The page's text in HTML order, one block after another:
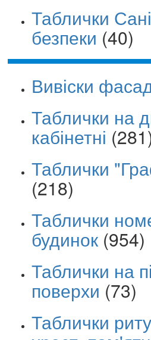
Таблички
безпеки (40)
Вивіски
Таблички на
кабінетні
Таблички
(218)
Таблички
будинок (954)
Таблички на
поверхи (73)
Таблички